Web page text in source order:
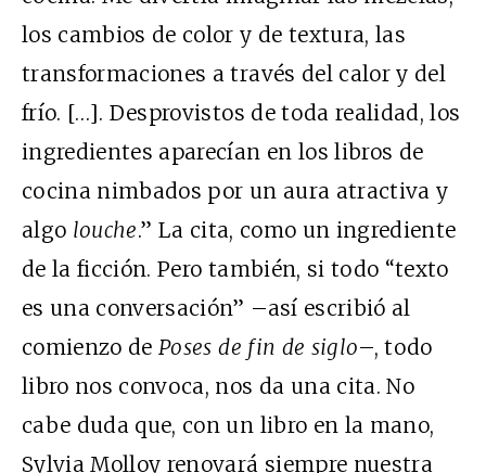
los cambios de color y de textura, las
transformaciones a través del calor y del
frío. […]. Desprovistos de toda realidad, los
ingredientes aparecían en los libros de
cocina nimbados por un aura atractiva y
algo louche.” La cita, como un ingrediente
de la ficción. Pero también, si todo “texto
es una conversación” –así escribió al
comienzo dePoses de fin de siglo–, todo
libro nos convoca, nos da una cita. No
cabe duda que, con un libro en la mano,
Sylvia Molloy renovará siempre nuestra